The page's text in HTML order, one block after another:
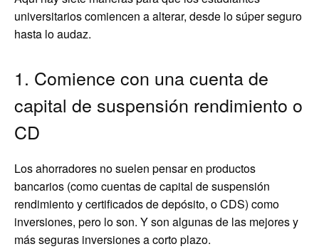
universitarios comiencen a alterar, desde lo súper seguro
hasta lo audaz.
1. Comience con una cuenta de
capital de suspensión rendimiento o
CD
Los ahorradores no suelen pensar en productos
bancarios (como cuentas de capital de suspensión
rendimiento y certificados de depósito, o CDS) como
inversiones, pero lo son. Y son algunas de las mejores y
más seguras inversiones a corto plazo.